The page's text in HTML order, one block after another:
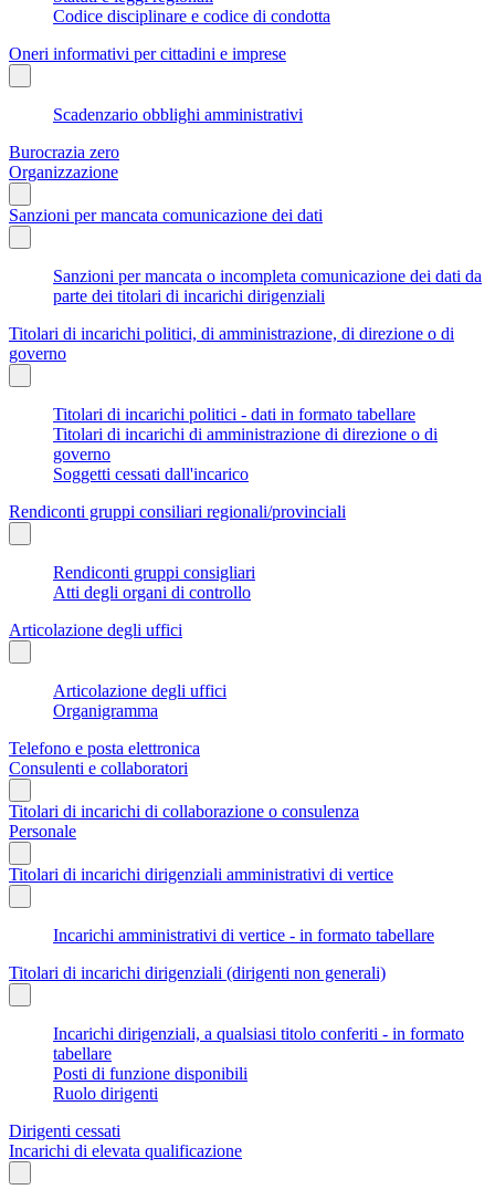
Codice disciplinare e codice di condotta
Oneri informativi per cittadini e imprese
Scadenzario obblighi amministrativi
Burocrazia zero
Organizzazione
Sanzioni per mancata comunicazione dei dati
Sanzioni per mancata o incompleta comunicazione dei dati da
parte dei titolari di incarichi dirigenziali
Titolari di incarichi politici, di amministrazione, di direzione o di
governo
Titolari di incarichi politici - dati in formato tabellare
Titolari di incarichi di amministrazione di direzione o di
governo
Soggetti cessati dall'incarico
Rendiconti gruppi consiliari regionali/provinciali
Rendiconti gruppi consigliari
Atti degli organi di controllo
Articolazione degli uffici
Articolazione degli uffici
Organigramma
Telefono e posta elettronica
Consulenti e collaboratori
Titolari di incarichi di collaborazione o consulenza
Personale
Titolari di incarichi dirigenziali amministrativi di vertice
Incarichi amministrativi di vertice - in formato tabellare
Titolari di incarichi dirigenziali (dirigenti non generali)
Incarichi dirigenziali, a qualsiasi titolo conferiti - in formato
tabellare
Posti di funzione disponibili
Ruolo dirigenti
Dirigenti cessati
Incarichi di elevata qualificazione